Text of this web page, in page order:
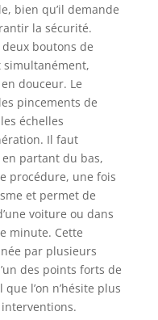
:
une
qui
un réglage
de la
12,5
3,8 m et se
à une
compacte
pieds / 862
ce qui la rend
pour
tâches,
projets
bien qu’il demande
la sécurité.
boutons de
simultanément,
douceur. Le
pincements de
échelles
Il faut
partant du bas,
procédure, une fois
et permet de
voiture ou dans
minute. Cette
par plusieurs
des points forts de
l’on n’hésite plus